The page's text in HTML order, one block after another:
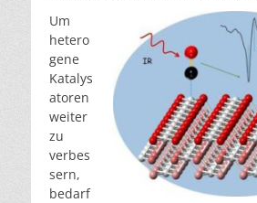
Um
hetero
gene
Katalys
atoren
weiter
zu
verbes
sern,
bedarf